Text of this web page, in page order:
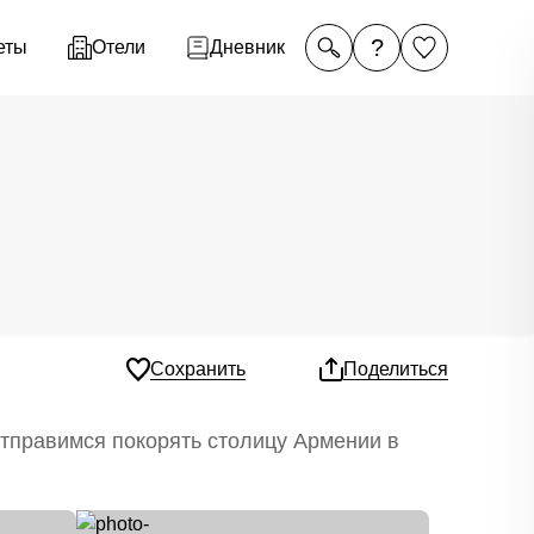
Отели Дневник ?
Сохранить Поделиться
покорять столицу Армении в